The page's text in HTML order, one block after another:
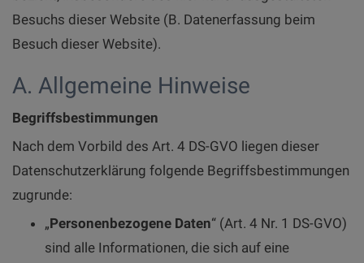
Besuchs dieser Website (B. Datenerfassung beim
Besuch dieser Website).
A. Allgemeine Hinweise
Begriffsbestimmungen
Nach dem Vorbild des Art. 4 DS-GVO liegen dieser
Datenschutzerklärung folgende Begriffsbestimmungen
zugrunde:
„Personenbezogene Daten“ (Art. 4 Nr. 1 DS-GVO)
sind alle Informationen, die sich auf eine